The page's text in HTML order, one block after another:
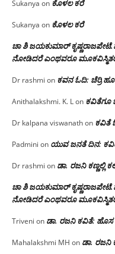
Sukanya on ಕೊಳಲ ಕರೆ
Sukanya on ಕೊಳಲ ಕರೆ
ಚಾ ಶಿ ಜಯಕುಮಾರ್
ನೋಡಿದರೆ ಎಂಥವರೂ
Dr rashmi on ಕವನ ಓದಿ: ಚೆರ್ರಿ
Anithalakshmi. K. Lon ಕವಿತೆಗೂ
Dr kalpana viswanathon ಕವಿತೆ
Padmini on ಯುವ ಜನತೆ ದಿನ:
Dr rashmi on ಡಾ. ರಜನಿ‌ ಕಣ್ಣಲ್ಲಿ
ಚಾ ಶಿ ಜಯಕುಮಾರ್
ನೋಡಿದರೆ ಎಂಥವರೂ
Triveni on ಡಾ. ರಜನಿ ಕವಿತೆ: ಹೊಸ
Mahalakshmi MH on ಡಾ. ರಜನಿ